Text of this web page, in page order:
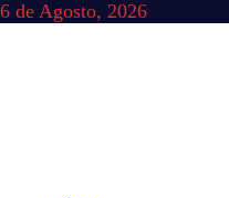
Skip
6 de Agosto, 2026